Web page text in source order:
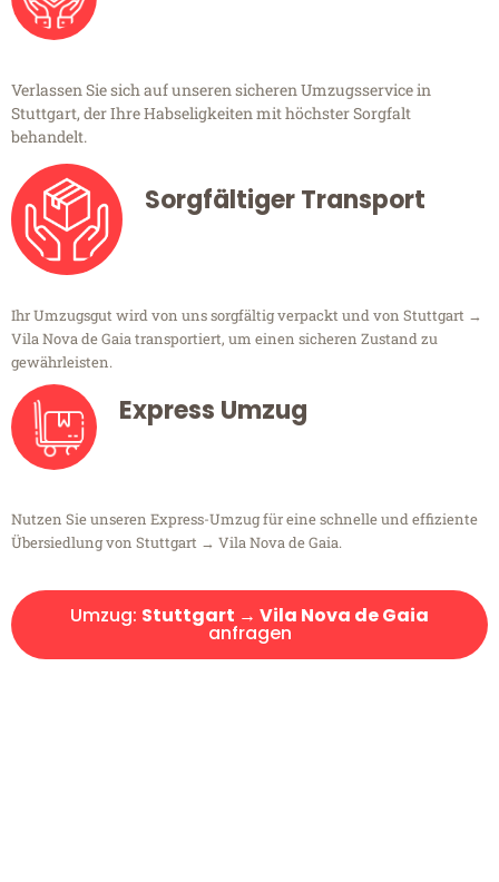
Verlassen Sie sich auf unseren sicheren Umzugsservice in
Stuttgart, der Ihre Habseligkeiten mit höchster Sorgfalt
behandelt.
Sorgfältiger Transport
Ihr Umzugsgut wird von uns sorgfältig verpackt und von Stuttgart →
Vila Nova de Gaia transportiert, um einen sicheren Zustand zu
gewährleisten.
Express Umzug
Nutzen Sie unseren Express-Umzug für eine schnelle und effiziente
Übersiedlung von Stuttgart → Vila Nova de Gaia.
Umzug: Stuttgart → Vila Nova de Gaia
anfragen